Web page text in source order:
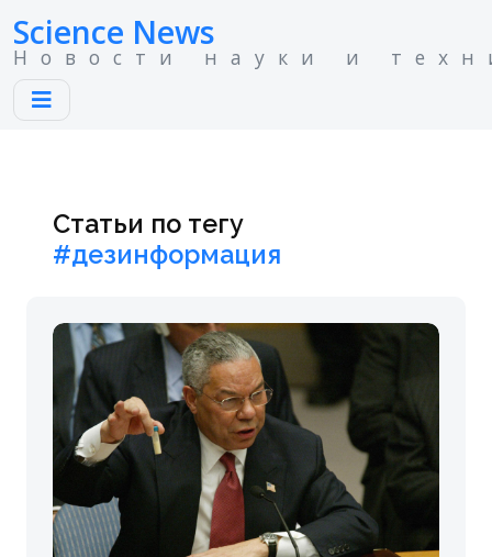
Science News
Новости науки и
Статьи по тегу
#дезинформация